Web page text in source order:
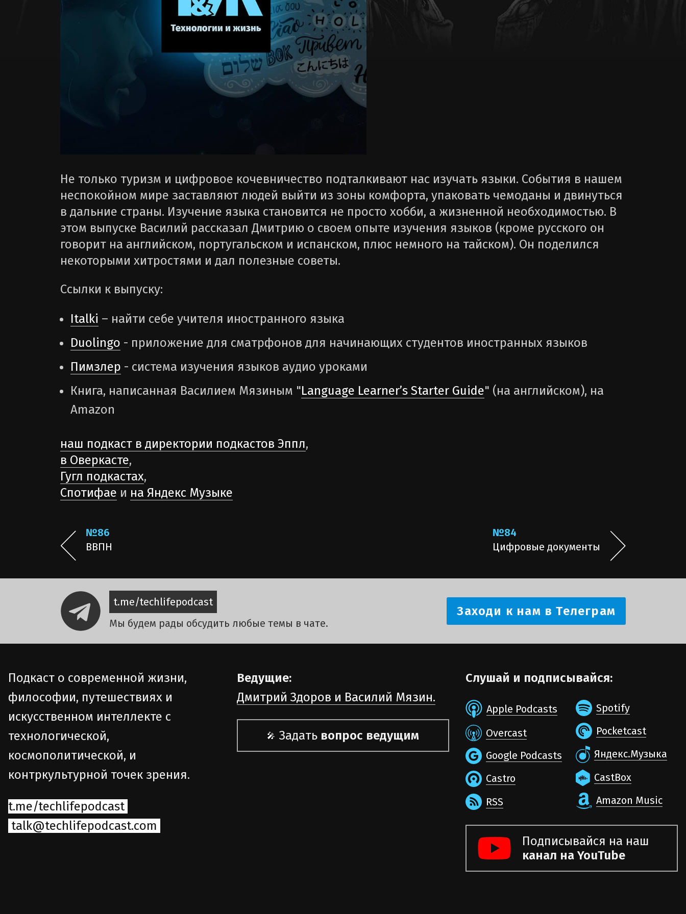
Не только туризм и цифровое кочевничество подталкивают нас изучать языки. События в нашем
неспокойном мире заставляют людей выйти из зоны комфорта, упаковать чемоданы и двинуться
в дальние страны. Изучение языка становится не просто хобби, а жизненной необходимостью. В
этом выпуске Василий рассказал Дмитрию о своем опыте изучения языков (кроме русского он
говорит на английском, португальском и испанском, плюс немного на тайском). Он поделился
некоторыми хитростями и дал полезные советы.
Ссылки к выпуску:
Italki – найти себе учителя иностранного языка
Duolingo - приложение для сматрфонов для начинающих студентов иностранных языков
Пимзлер - система изучения языков аудио уроками
Книга, написанная Василием Мязиным "Language Learner’s Starter Guide" (на английском), на
Amazon
наш подкаст в директории подкастов Эппл,
в Оверкасте,
Гугл подкастах,
Спотифае и на Яндекс Музыке
№86
ВВПН
№84
Цифровые документы
t.me/techlifepodcast
Мы будем рады обсудить любые темы в чате.
Заходи к нам в Телеграм
Подкаст о современной жизни,
философии, путешествиях и
искусственном интеллекте с
технологической,
космополитической, и
контркультурной точек зрения.
t.me/techlifepodcast
talk@techlifepodcast.com
Ведущие:
Дмитрий Здоров и Василий Мязин.
🎤 Задать вопрос ведущим
Слушай и подписывайся:
Apple Podcasts
Overcast
Google Podcasts
Castro
RSS
Spotify
Pocketcast
Яндекс.Музыка
CastBox
Amazon Music
Подписывайся на наш
канал на YouTube